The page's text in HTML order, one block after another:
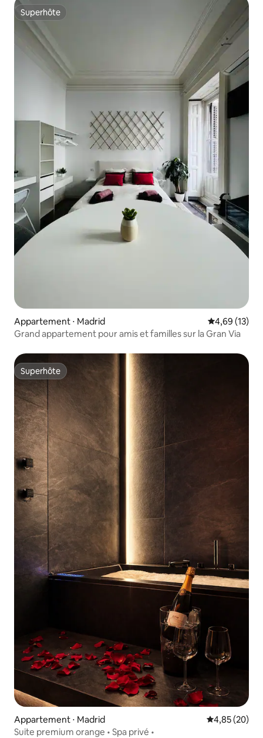
Superhôte
Superhôte
Appartement ⋅ Madrid Évaluation
4,69 (13)
Grand appartement pour amis et familles sur la Gran Via
Superhôte
Superhôte
Appartement ⋅ Madrid Évaluation
4,85 (20)
Suite premium orange • Spa privé •